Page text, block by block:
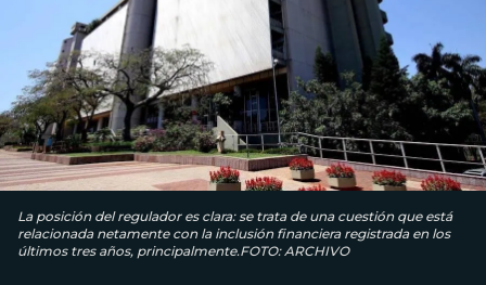
La posición del regulador es clara: se trata de una cuestión que está
relacionada netamente con la inclusión financiera registrada en los
últimos tres años, principalmente.FOTO: ARCHIVO